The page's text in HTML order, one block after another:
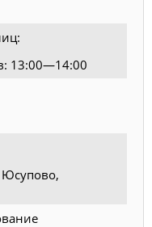
13:00—14:00
Юсупово,